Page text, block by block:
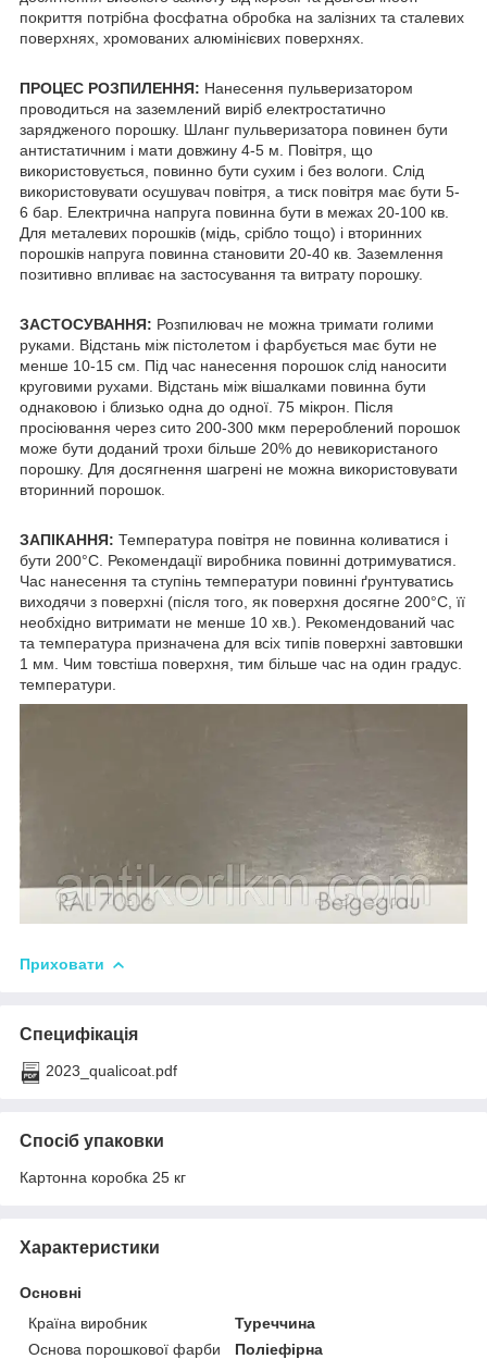
покриття потрібна фосфатна обробка на залізних та сталевих
поверхнях, хромованих алюмінієвих поверхнях.
ПРОЦЕС РОЗПИЛЕННЯ: Нанесення пульверизатором
проводиться на заземлений виріб електростатично
зарядженого порошку. Шланг пульверизатора повинен бути
антистатичним і мати довжину 4-5 м. Повітря, що
використовується, повинно бути сухим і без вологи. Слід
використовувати осушувач повітря, а тиск повітря має бути 5-
6 бар. Електрична напруга повинна бути в межах 20-100 кв.
Для металевих порошків (мідь, срібло тощо) і вторинних
порошків напруга повинна становити 20-40 кв. Заземлення
позитивно впливає на застосування та витрату порошку.
ЗАСТОСУВАННЯ: Розпилювач не можна тримати голими
руками. Відстань між пістолетом і фарбується має бути не
менше 10-15 см. Під час нанесення порошок слід наносити
круговими рухами. Відстань між вішалками повинна бути
однаковою і близько одна до одної. 75 мікрон. Після
просіювання через сито 200-300 мкм перероблений порошок
може бути доданий трохи більше 20% до невикористаного
порошку. Для досягнення шагрені не можна використовувати
вторинний порошок.
ЗАПІКАННЯ: Температура повітря не повинна коливатися і
бути 200°С. Рекомендації виробника повинні дотримуватися.
Час нанесення та ступінь температури повинні ґрунтуватись
виходячи з поверхні (після того, як поверхня досягне 200°С, її
необхідно витримати не менше 10 хв.). Рекомендований час
та температура призначена для всіх типів поверхні завтовшки
1 мм. Чим товстіша поверхня, тим більше час на один градус.
температури.
Приховати
Специфікація
2023_qualicoat.pdf
Спосіб упаковки
Картонна коробка 25 кг
Характеристики
Основні
Країна виробник
Туреччина
Основа порошкової фарби
Поліефірна